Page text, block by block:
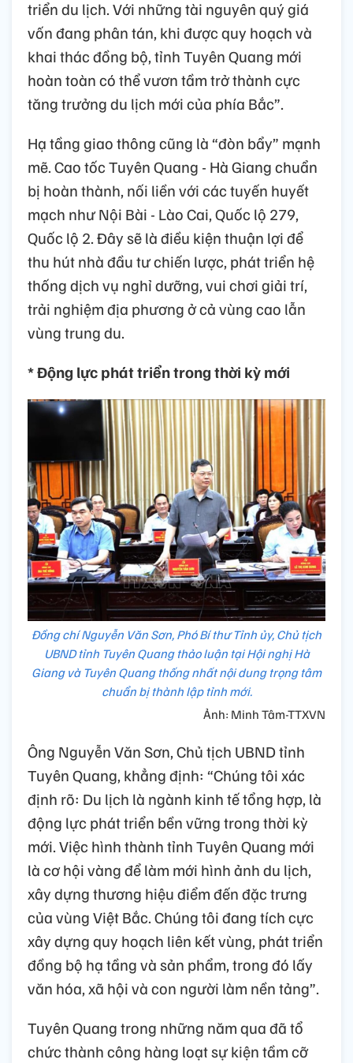
triển du lịch. Với những tài nguyên quý giá
vốn đang phân tán, khi được quy hoạch và
khai thác đồng bộ, tỉnh Tuyên Quang mới
hoàn toàn có thể vươn tầm trở thành cực
tăng trưởng du lịch mới của phía Bắc”.
Hạ tầng giao thông cũng là “đòn bẩy” mạnh
mẽ. Cao tốc Tuyên Quang - Hà Giang chuẩn
bị hoàn thành, nối liền với các tuyến huyết
mạch như Nội Bài - Lào Cai, Quốc lộ 279,
Quốc lộ 2. Đây sẽ là điều kiện thuận lợi để
thu hút nhà đầu tư chiến lược, phát triển hệ
thống dịch vụ nghỉ dưỡng, vui chơi giải trí,
trải nghiệm địa phương ở cả vùng cao lẫn
vùng trung du.
* Động lực phát triển trong thời kỳ mới
Đồng chí Nguyễn Văn Sơn, Phó Bí thư Tỉnh ủy, Chủ tịch
UBND tỉnh Tuyên Quang thảo luận tại Hội nghị Hà
Giang và Tuyên Quang thống nhất nội dung trọng tâm
chuẩn bị thành lập tỉnh mới.
Ảnh: Minh Tâm-TTXVN
Ông Nguyễn Văn Sơn, Chủ tịch UBND tỉnh
Tuyên Quang, khẳng định: “Chúng tôi xác
định rõ: Du lịch là ngành kinh tế tổng hợp, là
động lực phát triển bền vững trong thời kỳ
mới. Việc hình thành tỉnh Tuyên Quang mới
là cơ hội vàng để làm mới hình ảnh du lịch,
xây dựng thương hiệu điểm đến đặc trưng
của vùng Việt Bắc. Chúng tôi đang tích cực
xây dựng quy hoạch liên kết vùng, phát triển
đồng bộ hạ tầng và sản phẩm, trong đó lấy
văn hóa, xã hội và con người làm nền tảng”.
Tuyên Quang trong những năm qua đã tổ
chức thành công hàng loạt sự kiện tầm cỡ